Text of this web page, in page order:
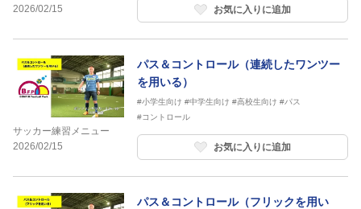
2026/02/15
お気に入りに追加
サッカー練習メニュー
2026/02/15
パス＆コントロール（連続したワンツー
を用いる）
#小学生向け #中学生向け #高校生向け #パス
#コントロール
お気に入りに追加
パス＆コントロール（フリックを用い